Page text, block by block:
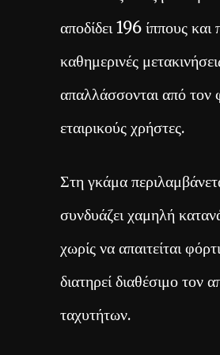
αποδίδει 196 ίππους
καθημερινές
απαλλάσσονται από τον
εταιρικούς χρήστες.
Στη γκάμα
συνδυάζει χαμηλή
χωρίς να απαιτείται
διατηρεί διαθέσιμο
ταχυτήτων.